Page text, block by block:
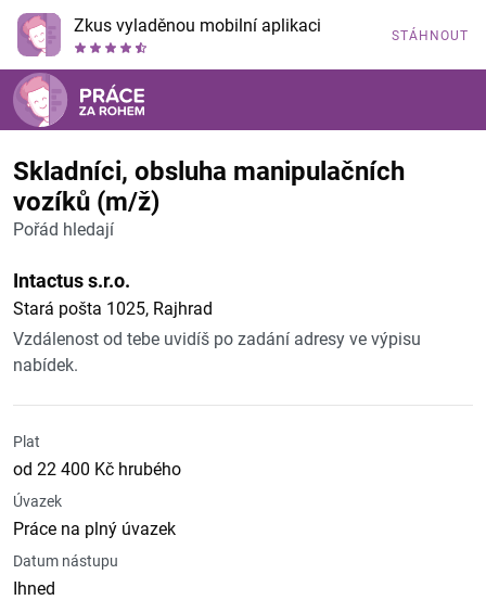
Zkus vyladěnou mobilní aplikaci STÁHNOUT
Skladníci, obsluha manipulačních
vozíků (m/ž)
Pořád hledají
Intactus s.r.o.
Stará pošta 1025, Rajhrad
Vzdálenost od tebe uvidíš po zadání adresy ve výpisu
nabídek.
Plat
od 22 400 Kč hrubého
Úvazek
Práce na plný úvazek
Datum nástupu
Ihned